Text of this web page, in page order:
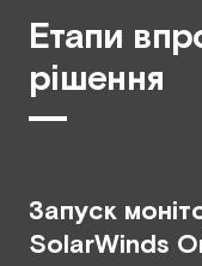
Етапи
рішення
Запуск
SolarWinds